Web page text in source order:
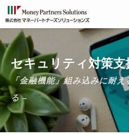
セキュリティ対策支
「金融機能」組み込みに耐
る –